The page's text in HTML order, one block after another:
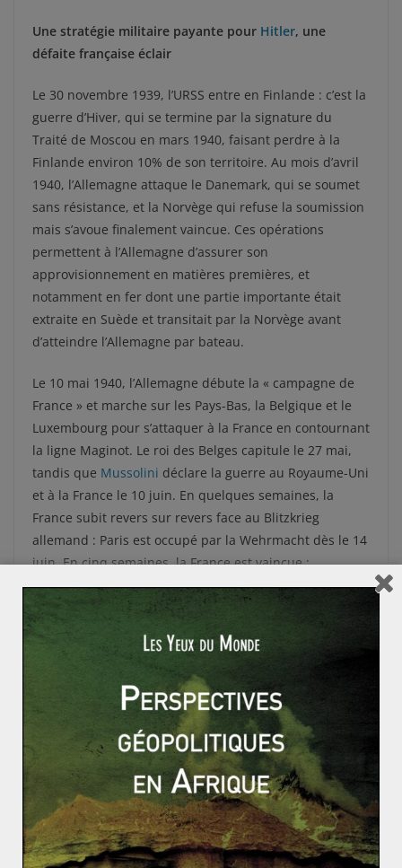
Une stratégie militaire payante pour Hitler, une
défaite française éclair
Le 30 novembre 1939, l’URSS entre en Finlande : c’est la
guerre d’Hiver, qui se termine par la signature du
Traité de Moscou en mars 1940, faisant perdre à la
Finlande environ 10% de son territoire. Au mois d’avril
1940, l’Allemagne attaque le Danemark, qui se soumet
sans résistance, et la Norvège qui refuse la soumission
mais s’avoue finalement vaincue. Ces opérations
permettent à l’Allemagne d’assurer son
approvisionnement en matières premières, et
notamment en fer dont une partie importante était
extraite en Suède et transitait par la Norvège avant
d’atteindre l’Allemagne par bateau.
Le 10 mai 1940, l’Allemagne débute la « campagne de
France » et marche sur les Pays-Bas, la Belgique et le
Luxembourg pour s’attaquer à la France en contournant
la ligne Maginot. Le roi des Belges capitule le 27 mai,
tandis que Mussolini déclare la guerre au Royaume-Uni
et à la France le 10 juin. En quelques semaines, la
France subit revers sur revers face au Blitzkrieg
allemand : Paris est occupé par la Wehrmacht dès le 14
juin. En cinq semaines, la France est vaincue :
l’armistice est signé le 22 juin 1940. Le régime de Vichy
est instauré le 10 juillet, le maréchal Pétain obtenant
alors les pleins pouvoirs.
Le Blitzkrieg permit ainsi une conquête rapide qui
laisse l’ennemi sans réponse. Durant la première phase
de la Seconde Guerre mondiale, cela permet à Hitler de
remporter de nombreux succès en très peu de temps.
Mais à partir de l’été 1940, l’Allemagne nazie commence
à motrer des premiers signes de faiblesse sur plusieurs
fronts : à l’est du côté russe, au sud sur le front
méditerranéen, et au nord-ouest face à l’Angleterre.